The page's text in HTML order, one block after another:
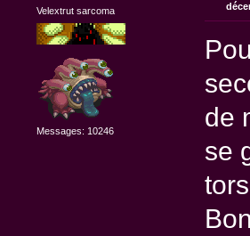
Velextrut sarcoma
Messages: 10246
de
se